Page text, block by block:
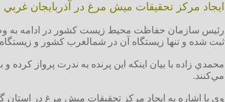
ايجاد مرکز تحقيقات ميش مرغ در آذربايجان غربي
ثبت شده و تنها زيستگاه آن در شمالغرب کشور و
مي‌کنند.
وي با اشاره به ايجاد مرکز تحقيقات ميش مرغ در